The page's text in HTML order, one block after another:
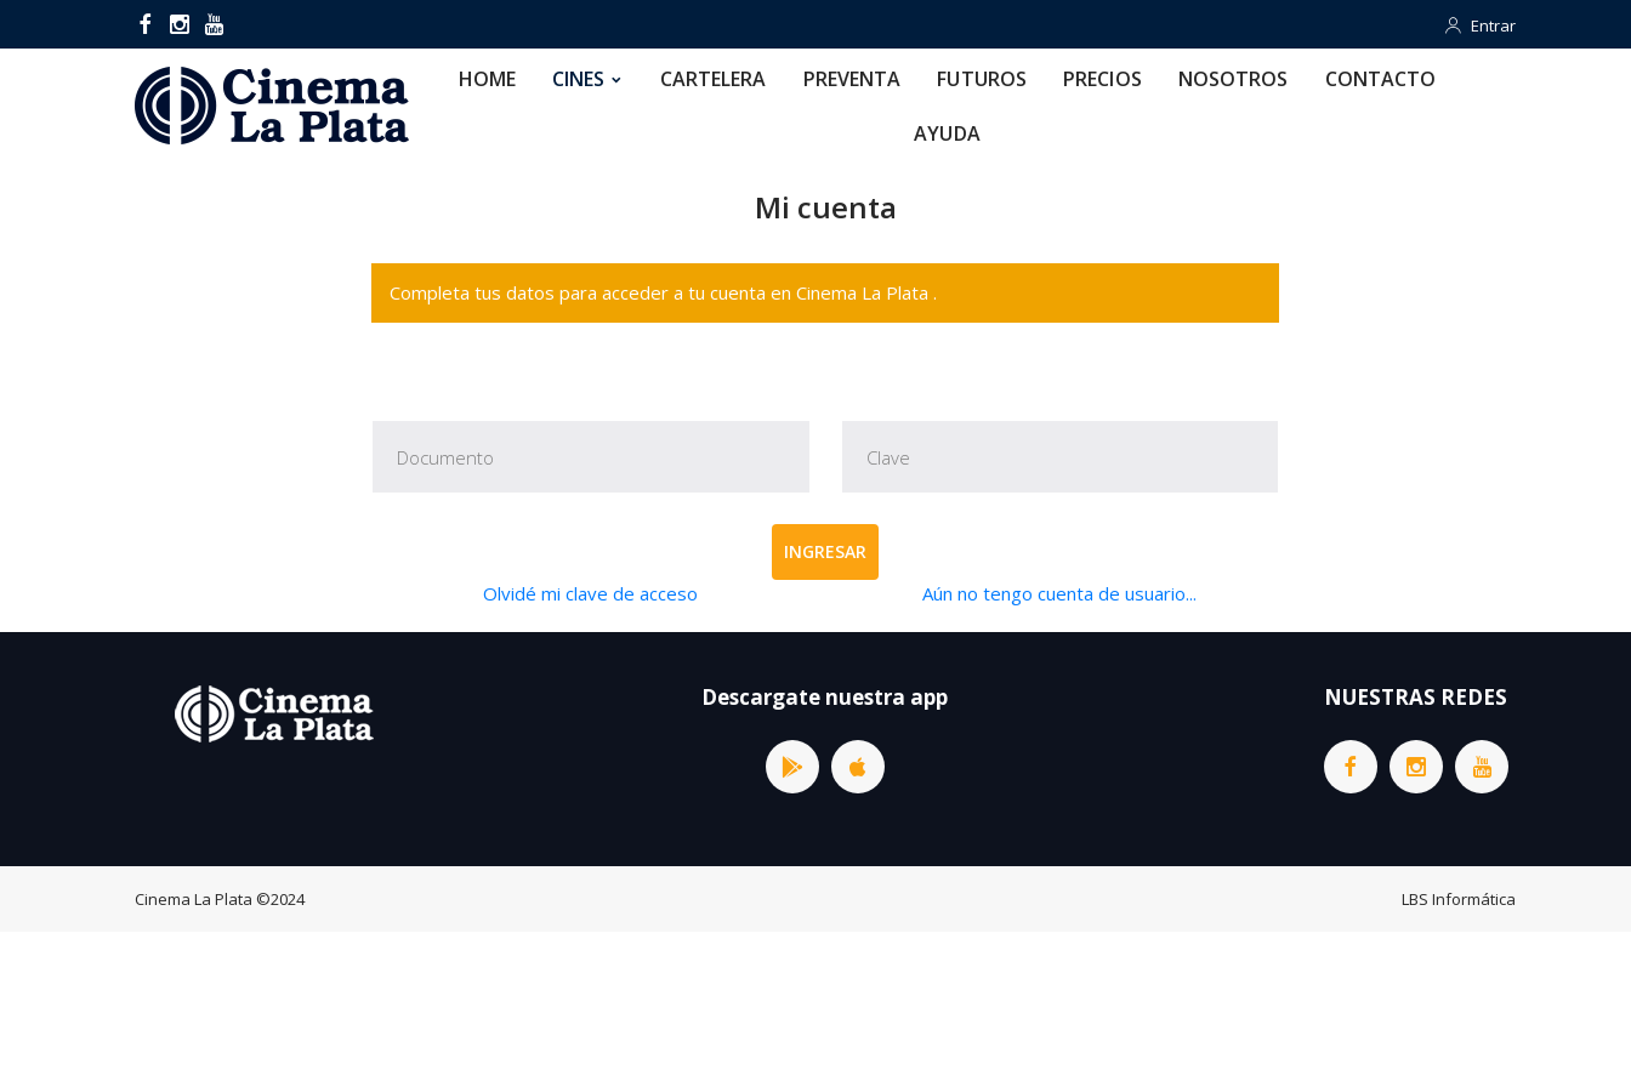
Entrar
Entrar
HOME CINES CARTELERA PREVENTA FUTUROS PRECIOS NOSOTROS CONTACTO
AYUDA
Mi cuenta
Completa tus datos para acceder a tu cuenta en Cinema La Plata .
INGRESAR
Olvidé mi clave de acceso Aún no tengo cuenta de usuario...
Descargate nuestra app NUESTRAS REDES
Cinema La Plata ©2024 LBS Informática